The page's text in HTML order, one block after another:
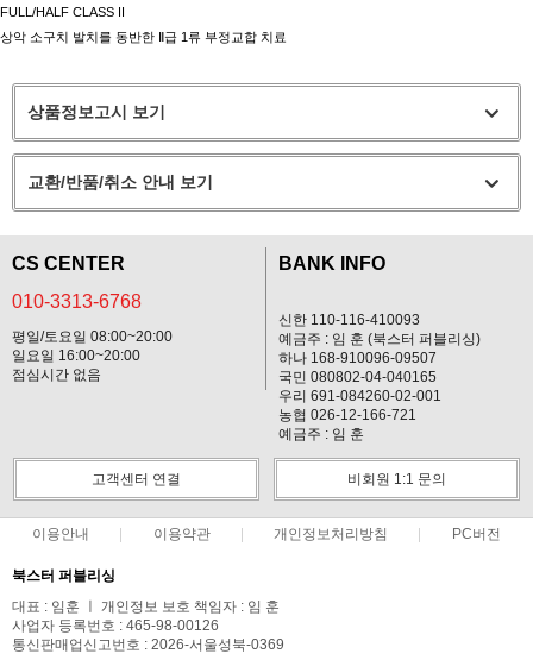
FULL/HALF CLASS II
상악 소구치 발치를 동반한
급 1 류 부정교합 치료
상품정보고시 보기
교환/반품/취소 안내 보기
CS CENTER
010-3313-6768
평일/토요일 08:00~20:00
일요일 16:00~20:00
점심시간 없음
BANK INFO
신한 110-116-410093
예금주 : 임 훈 (북스터 퍼블리싱)
하나 168-910096-09507
국민 080802-04-040165
우리 691-084260-02-001
농협 026-12-166-721
예금주 : 임 훈
고객센터 연결 비회원 1:1 문의
이용안내 이용약관 개인정보처리방침 PC버전
북스터 퍼블리싱
대표 : 임훈 ㅣ 개인정보 보호 책임자 : 임 훈
사업자 등록번호 : 465-98-00126
통신판매업신고번호 : 2026-서울성북-0369